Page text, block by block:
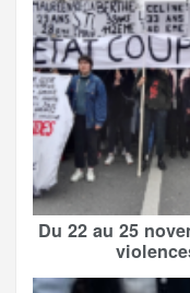
Du 22 au 25